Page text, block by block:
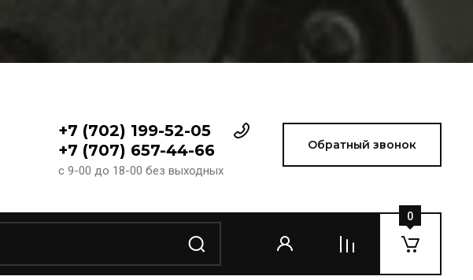
+7 (702) 199-52-05
+7 (707) 657-44-66
с 9-00 до 18-00 без выходных
Обратный звонок
0